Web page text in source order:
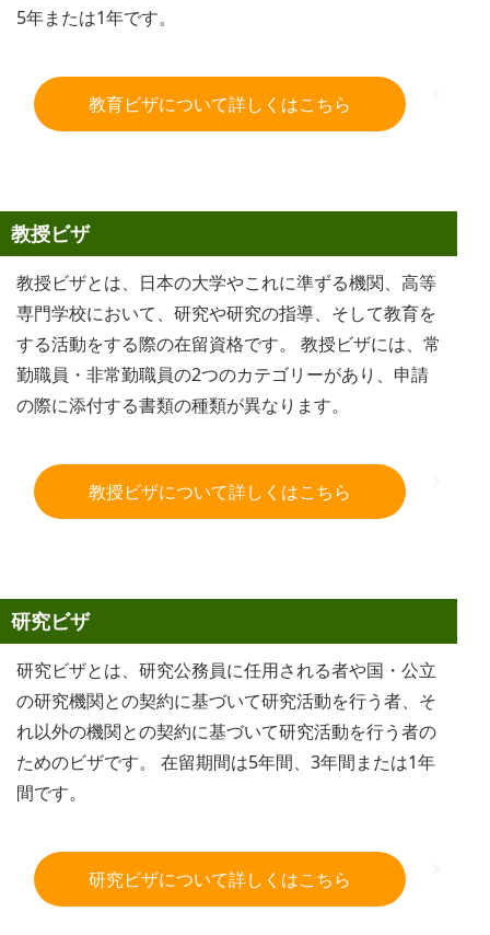
5年または1年です。
教育ビザについて詳しくはこちら
教授ビザ
教授ビザとは、日本の大学やこれに準ずる機関、高等
専門学校において、研究や研究の指導、そして教育を
する活動をする際の在留資格です。 教授ビザには、常
勤職員・非常勤職員の2つのカテゴリーがあり、申請
の際に添付する書類の種類が異なります。
教授ビザについて詳しくはこちら
研究ビザ
研究ビザとは、研究公務員に任用される者や国・公立
の研究機関との契約に基づいて研究活動を行う者、そ
れ以外の機関との契約に基づいて研究活動を行う者の
ためのビザです。 在留期間は5年間、3年間または1年
間です。
研究ビザについて詳しくはこちら